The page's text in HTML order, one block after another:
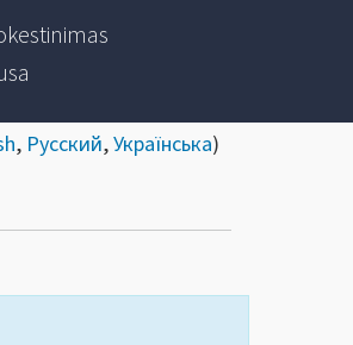
, Русский,Українська)